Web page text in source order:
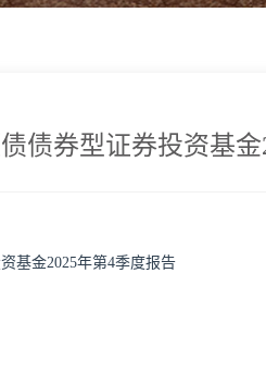
债券型证券投资基
基金2025年第4季度报告